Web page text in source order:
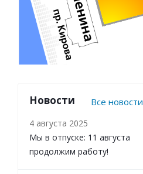
Новости Все новости
4 августа 2025
Мы в отпуске: 11 августа
продолжим работу!